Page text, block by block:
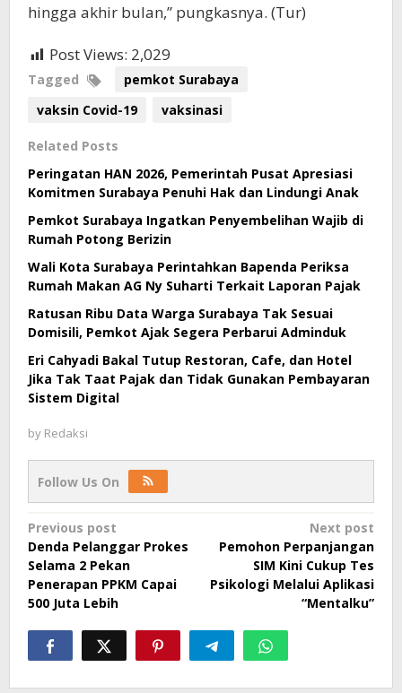
hingga akhir bulan,” pungkasnya. (Tur)
Post Views: 2,029
Tagged
pemkot Surabaya
vaksin Covid-19
vaksinasi
Related Posts
Peringatan HAN 2026, Pemerintah Pusat Apresiasi
Komitmen Surabaya Penuhi Hak dan Lindungi Anak
Pemkot Surabaya Ingatkan Penyembelihan Wajib di
Rumah Potong Berizin
Wali Kota Surabaya Perintahkan Bapenda Periksa
Rumah Makan AG Ny Suharti Terkait Laporan Pajak
Ratusan Ribu Data Warga Surabaya Tak Sesuai
Domisili, Pemkot Ajak Segera Perbarui Adminduk
Eri Cahyadi Bakal Tutup Restoran, Cafe, dan Hotel
Jika Tak Taat Pajak dan Tidak Gunakan Pembayaran
Sistem Digital
by Redaksi
Follow Us On
Post
navigation
Previous post
Denda Pelanggar Prokes
Selama 2 Pekan
Penerapan PPKM Capai
500 Juta Lebih
Next post
Pemohon Perpanjangan
SIM Kini Cukup Tes
Psikologi Melalui Aplikasi
“Mentalku”